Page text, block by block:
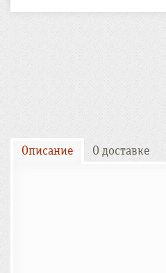
Описание О доставке